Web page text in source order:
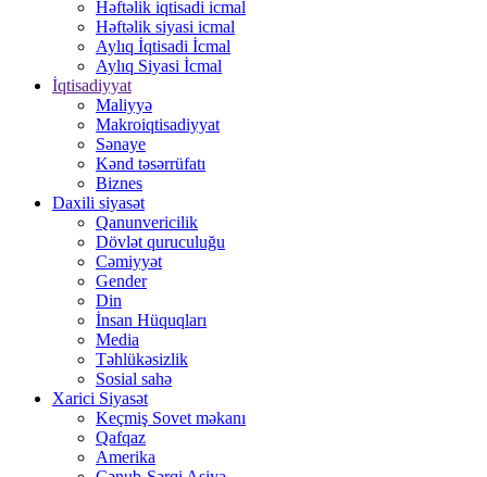
Həftəlik iqtisadi icmal
Həftəlik siyasi icmal
Aylıq İqtisadi İcmal
Aylıq Siyasi İcmal
İqtisadiyyat
Maliyyə
Makroiqtisadiyyat
Sənaye
Kənd təsərrüfatı
Biznes
Daxili siyasət
Qanunvericilik
Dövlət quruculuğu
Cəmiyyət
Gender
Din
İnsan Hüquqları
Media
Təhlükəsizlik
Sosial sahə
Xarici Siyasət
Keçmiş Sovet məkanı
Qafqaz
Amerika